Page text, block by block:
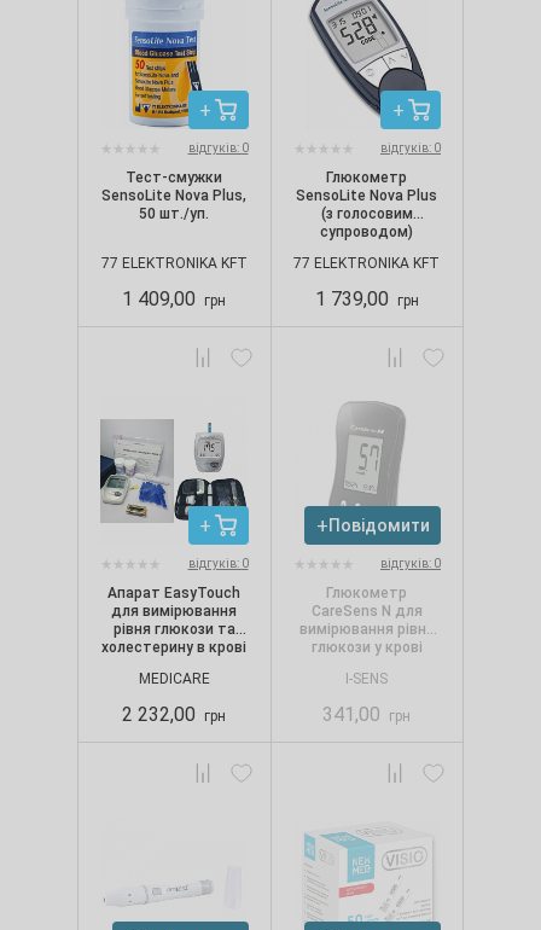
відгуків: 0
Тест-смужки
SensoLite Nova Plus,
50 шт./уп.
77 ELEKTRONIKA KFT
1 409,00 грн
відгуків: 0
Глюкометр
SensoLite Nova Plus
(з голосовим
супроводом)
77 ELEKTRONIKA KFT
1 739,00 грн
відгуків: 0
Апарат EasyTouch
для вимірювання
рівня глюкози та
холестерину в крові
MEDICARE
2 232,00 грн
Повідомити
відгуків: 0
Глюкометр
CareSens N для
вимірювання рівня
глюкози у крові
I-SENS
341,00 грн